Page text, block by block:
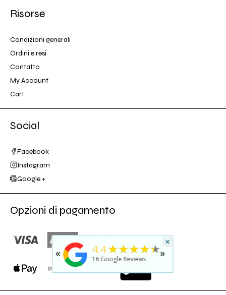
Risorse
Condizioni generali
Ordini e resi
Contatto
My Account
Cart
Social
Facebook
Instagram
Google +
Opzioni di pagamento
4.4 ★★★★★
16Google Reviews
« »
×